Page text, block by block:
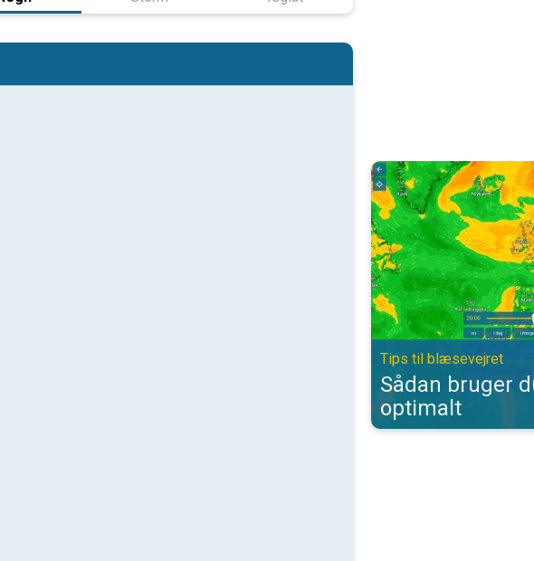
Sådan bruger du
Tips til blæsevejret
Sådan bruger
optimalt